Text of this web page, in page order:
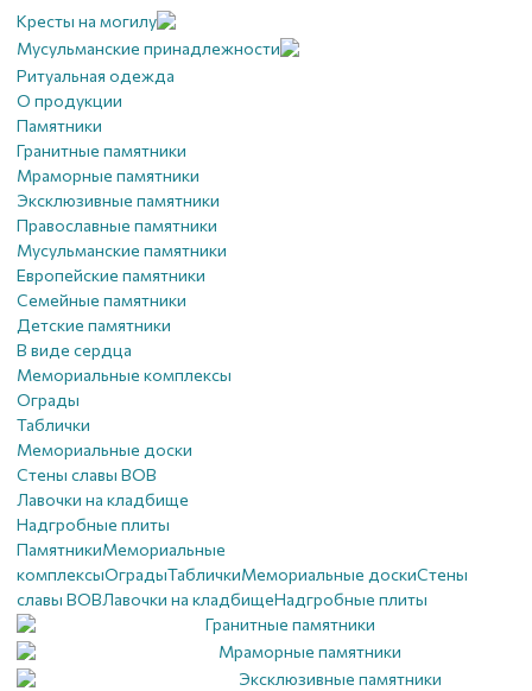
Кресты на могилу
Мусульманские принадлежности
Ритуальная одежда
О продукции
Памятники
Гранитные памятники
Мраморные памятники
Эксклюзивные памятники
Православные памятники
Мусульманские памятники
Европейские памятники
Семейные памятники
Детские памятники
В виде сердца
Мемориальные комплексы
Ограды
Таблички
Мемориальные доски
Стены славы ВОВ
Лавочки на кладбище
Надгробные плиты
ПамятникиМемориальные
комплексыОградыТабличкиМемориальные доскиСтены
славы ВОВЛавочки на кладбищеНадгробные плиты
Гранитные памятники
Мраморные памятники
Эксклюзивные памятники